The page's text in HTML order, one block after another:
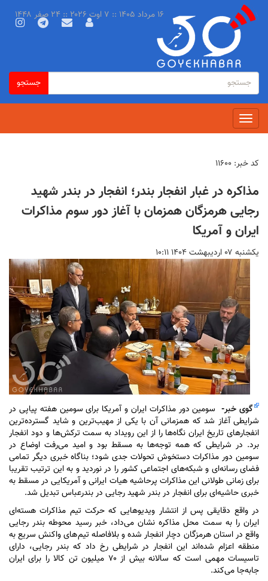
فرم
جستجو
جستجو
جستجو
Toggle
navigation
۱۶ مرداد ۱۴۰۵ :: ۷ اوت ۲۰۲۶ :: ۲۴ صفر ۱۴۴۸
کد خبر: ۱۱۶۰۰
مذاکره در غبار انفجار بندر؛ انفجار در بندر شهید
رجایی هرمزگان همزمان با آغاز دور سوم مذاکرات
ایران و آمریکا
يكشنبه ۰۷ ارديبهشت ۱۴۰۴ ۱۰:۱۱
گوی خبر- سومین دور مذاکرات ایران و آمریکا برای سومین هفته پیاپی در
شرایطی آغاز شد که همزمانی آن با یکی از مهیب‌ترین و شاید گسترده‌ترین
انفجار‌های تاریخ ایران نگاه‌ها را از این رویداد به سمت ترکش‌ها و دود انفجار
برد. در شرایطی که همه توجه‌ها به مسقط بود و امید می‌رفت اوضاع در
سومین دور مذاکرات دستخوش تحولات جدی شود؛ بناگاه خبری دیگر تمامی
فضای رسانه‌ای و شبکه‌های اجتماعی کشور را در نوردید و به این ترتیب تقریبا
برای زمانی طولانی این مذاکرات پرحاشیه هیات ایرانی و آمریکایی در مسقط به
خبری حاشیه‌ای برای انفجار در بندر شهید رجایی در بندرعباس تبدیل شد.
در واقع دقایقی پس از انتشار ویدیو‌هایی که حرکت تیم مذاکرات هسته‌ای
ایران را به سمت محل مذاکره نشان می‌داد، خبر رسید محوطه بندر رجایی
واقع در استان هرمزگان دچا‌ر انفجار شده و بلافاصله تیم‌های واکنش سریع به
منطقه اعزام شده‌اند این انفجار در شرایطی رخ داد که بندر رجایی، دارای
تاسیسات مهمی است که سالانه بیش از ۷۰ میلیون تن کالا را برای ایران
جابه‌جا می‌کند.